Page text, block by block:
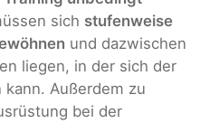
sich stufenweise
und dazwischen
liegen, in der sich der
Außerdem zu
bei der